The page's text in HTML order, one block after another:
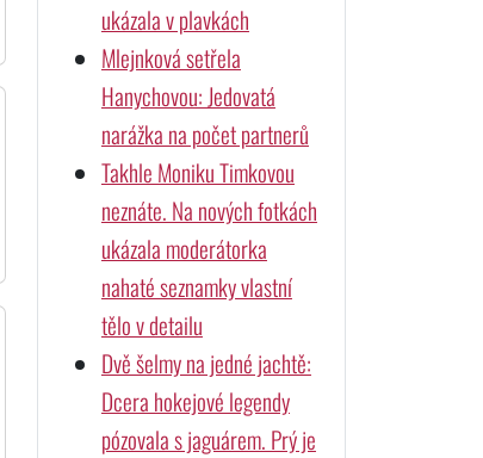
ukázala v plavkách
Mlejnková setřela
Hanychovou: Jedovatá
narážka na počet partnerů
Takhle Moniku Timkovou
neznáte. Na nových fotkách
ukázala moderátorka
nahaté seznamky vlastní
tělo v detailu
Dvě šelmy na jedné jachtě:
Dcera hokejové legendy
pózovala s jaguárem. Prý je